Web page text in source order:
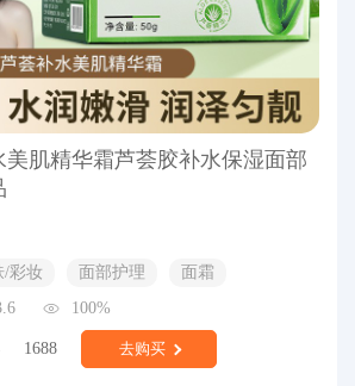
肌精华霜芦荟胶补水保湿面部
/彩妆 面部护理
面霜
100%
1688 去购买